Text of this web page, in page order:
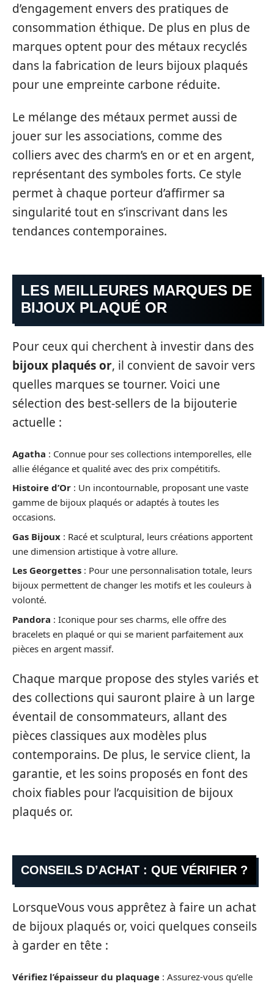
d’engagement envers des pratiques de
consommation éthique. De plus en plus de
marques optent pour des métaux recyclés
dans la fabrication de leurs bijoux plaqués
pour une empreinte carbone réduite.
Le mélange des métaux permet aussi de
jouer sur les associations, comme des
colliers avec des charm’s en or et en argent,
représentant des symboles forts. Ce style
permet à chaque porteur d’affirmer sa
singularité tout en s’inscrivant dans les
tendances contemporaines.
LES MEILLEURES MARQUES DE
BIJOUX PLAQUÉ OR
Pour ceux qui cherchent à investir dans des
bijoux plaqués or, il convient de savoir vers
quelles marques se tourner. Voici une
sélection des best-sellers de la bijouterie
actuelle :
Agatha : Connue pour ses collections intemporelles, elle
allie élégance et qualité avec des prix compétitifs.
Histoire d’Or : Un incontournable, proposant une vaste
gamme de bijoux plaqués or adaptés à toutes les
occasions.
Gas Bijoux : Racé et sculptural, leurs créations apportent
une dimension artistique à votre allure.
Les Georgettes : Pour une personnalisation totale, leurs
bijoux permettent de changer les motifs et les couleurs à
volonté.
Pandora : Iconique pour ses charms, elle offre des
bracelets en plaqué or qui se marient parfaitement aux
pièces en argent massif.
Chaque marque propose des styles variés et
des collections qui sauront plaire à un large
éventail de consommateurs, allant des
pièces classiques aux modèles plus
contemporains. De plus, le service client, la
garantie, et les soins proposés en font des
choix fiables pour l’acquisition de bijoux
plaqués or.
CONSEILS D’ACHAT : QUE VÉRIFIER ?
LorsqueVous vous apprêtez à faire un achat
de bijoux plaqués or, voici quelques conseils
à garder en tête :
Vérifiez l’épaisseur du plaquage : Assurez-vous qu’elle